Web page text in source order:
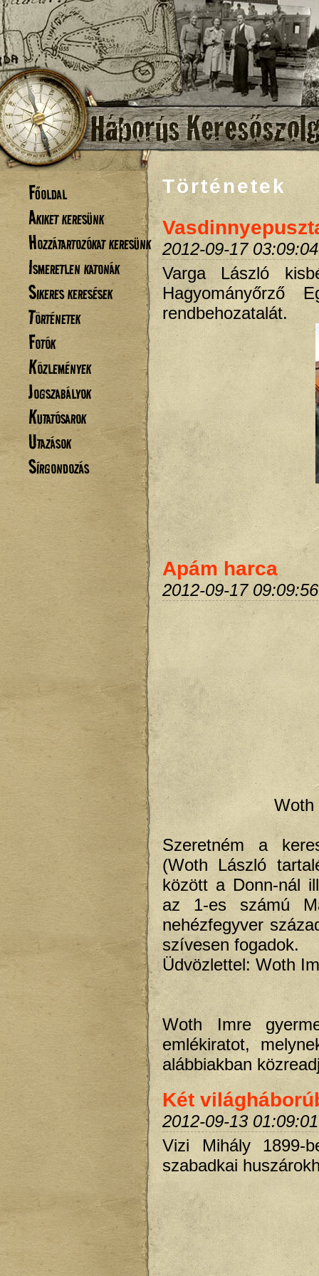
Főoldal
Akiket keresünk
Hozzátartozókat keresünk
Ismeretlen katonák
Sikeres keresések
Történetek
Fotók
Közlemények
Jogszabályok
Kutatósarok
Utazások
Sírgondozás
Történetek
2012-09-17 03:09:04
Varga László
Hagyományőrző
rendbehozatalát.
Apám harca
2012-09-17 09:09:56
Woth
Szeretném a
(Woth László
között a Donn-nál
az 1-es számú
nehézfegyver
szívesen fogadok.
Üdvözlettel: Woth
Woth Imre
emlékiratot,
alábbiakban
Két
2012-09-13 01:09:01
Vizi Mihály 1899-
szabadkai